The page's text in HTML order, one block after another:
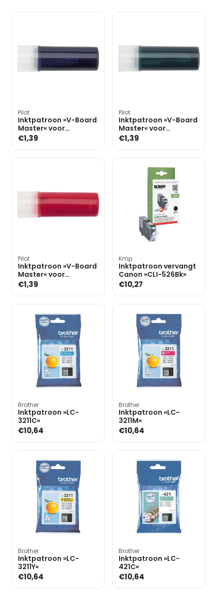
Pilot
Inktpatroon »V-Board
Master« voor
whiteboard markers
€1,39
Pilot
Inktpatroon »V-Board
Master« voor
whiteboard markers
€1,39
Pilot
Inktpatroon »V-Board
Master« voor
whiteboard markers
€1,39
Kmp
Inktpatroon vervangt
Canon »CLI-526Bk«
€10,27
Brother
Inktpatroon »LC-
3211C«
€10,64
Brother
Inktpatroon »LC-
3211M«
€10,64
Brother
Inktpatroon »LC-
3211Y«
€10,64
Brother
Inktpatroon »LC-
421C«
€10,64